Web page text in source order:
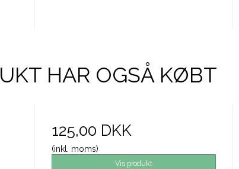
HAR OGSÅ KØBT
125,00 DKK
(inkl. moms)
Vis produkt